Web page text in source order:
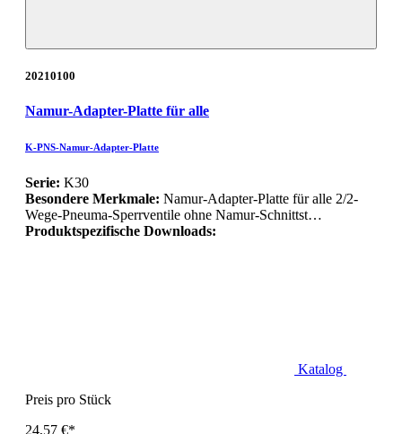
20210100
Namur-Adapter-Platte für alle
K-PNS-Namur-Adapter-Platte
Serie: K30
Besondere Merkmale: Namur-Adapter-Platte für alle 2/2-
Wege-Pneuma-Sperrventile ohne Namur-Schnittst…
Produktspezifische Downloads:
Katalog
Preis pro Stück
24,57 €*